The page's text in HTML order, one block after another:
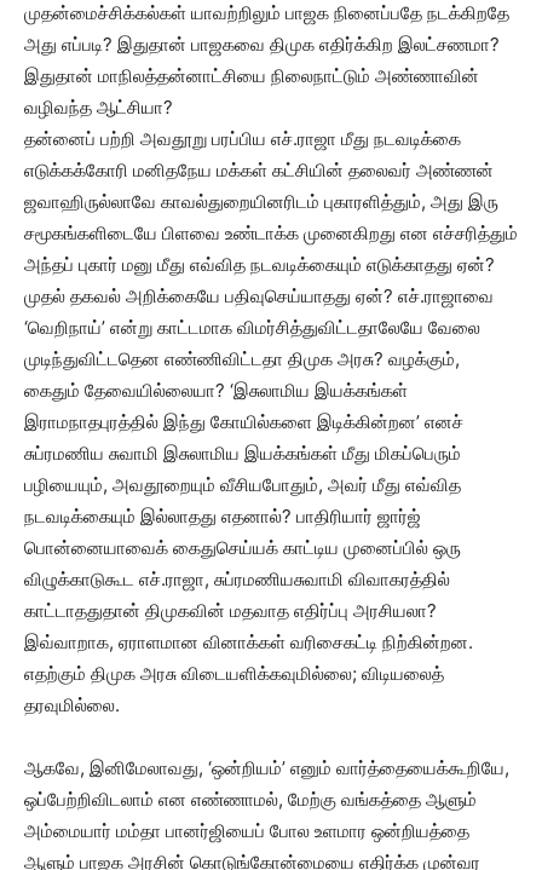
முதன்மைச்சிக்கல்கள் யாவற்றிலும் பாஜக நினைப்பதே நடக்கிறதே
அது எப்படி? இதுதான் பாஜகவை திமுக எதிர்க்கிற இலட்சணமா?
இதுதான் மாநிலத்தன்னாட்சியை நிலைநாட்டும் அண்ணாவின்
வழிவந்த ஆட்சியா?
தன்னைப் பற்றி அவதூறு பரப்பிய எச்.ராஜா மீது நடவடிக்கை
எடுக்கக்கோரி மனிதநேய மக்கள் கட்சியின் தலைவர் அண்ணன்
ஜவாஹிருல்லாவே காவல்துறையினரிடம் புகாரளித்தும், அது இரு
சமூகங்களிடையே பிளவை உண்டாக்க முனைகிறது என எச்சரித்தும்
அந்தப் புகார் மனு மீது எவ்வித நடவடிக்கையும் எடுக்காதது ஏன்?
முதல் தகவல் அறிக்கையே பதிவுசெய்யாதது ஏன்? எச்.ராஜாவை
‘வெறிநாய்’ என்று காட்டமாக விமர்சித்துவிட்டதாலேயே வேலை
முடிந்துவிட்டதென எண்ணிவிட்டதா திமுக அரசு? வழக்கும்,
கைதும் தேவையில்லையா? ‘இசுலாமிய இயக்கங்கள்
இராமநாதபுரத்தில் இந்து கோயில்களை இடிக்கின்றன’ எனச்
சுப்ரமணிய சுவாமி இசுலாமிய இயக்கங்கள் மீது மிகப்பெரும்
பழியையும், அவதூறையும் வீசியபோதும், அவர் மீது எவ்வித
நடவடிக்கையும் இல்லாதது எதனால்? பாதிரியார் ஜார்ஜ்
பொன்னையாவைக் கைதுசெய்யக் காட்டிய முனைப்பில் ஒரு
விழுக்காடுகூட எச்.ராஜா, சுப்ரமணியசுவாமி விவாகரத்தில்
காட்டாததுதான் திமுகவின் மதவாத எதிர்ப்பு அரசியலா?
இவ்வாறாக, ஏராளமான வினாக்கள் வரிசைகட்டி நிற்கின்றன.
எதற்கும் திமுக அரசு விடையளிக்கவுமில்லை; விடியலைத்
தரவுமில்லை.
ஆகவே, இனிமேலாவது, ‘ஒன்றியம்’ எனும் வார்த்தையைக்கூறியே,
ஒப்பேற்றிவிடலாம் என எண்ணாமல், மேற்கு வங்கத்தை ஆளும்
அம்மையார் மம்தா பானர்ஜியைப் போல உளமார ஒன்றியத்தை
ஆளும் பாஜக அரசின் கொடுங்கோன்மையை எதிர்க்க முன்வர